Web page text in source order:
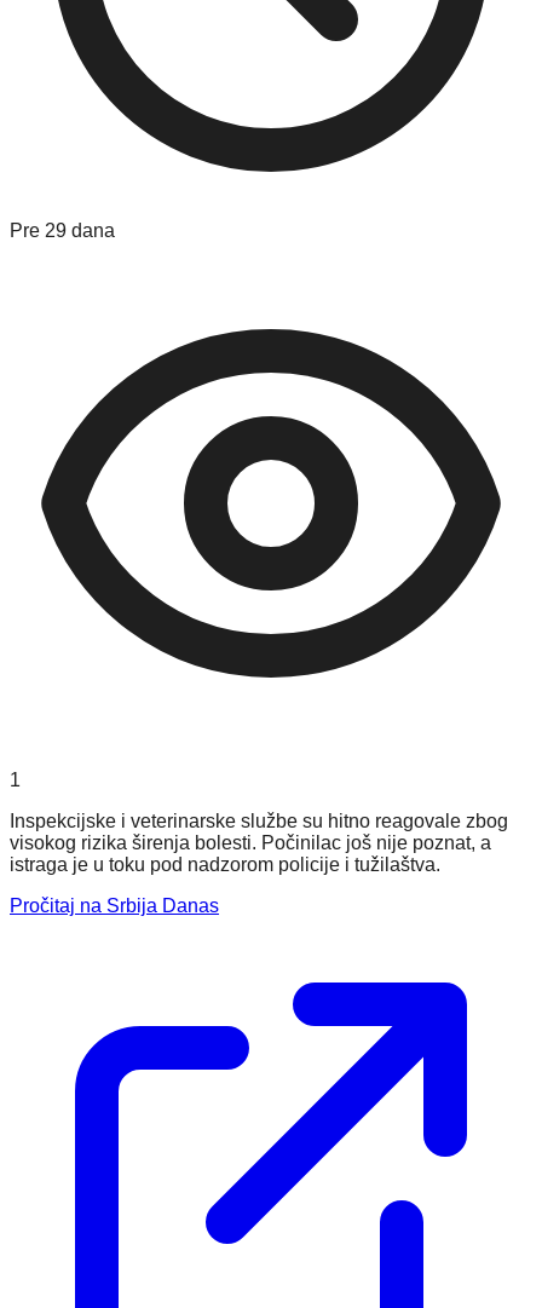
Pre 29 dana
1
Inspekcijske i veterinarske službe su hitno reagovale zbog
visokog rizika širenja bolesti. Počinilac još nije poznat, a
istraga je u toku pod nadzorom policije i tužilaštva.
Pročitaj na Srbija Danas